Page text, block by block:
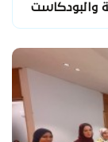
والبودكاست